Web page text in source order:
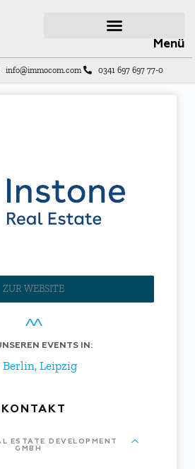
Menü
info@immocom.com 0341 697 697 77-0
ZUR WEBSITE
EVENTS IN:
Berlin,Leipzig
KONTAKT
ESTATE DEVELOPMENT
GMBH